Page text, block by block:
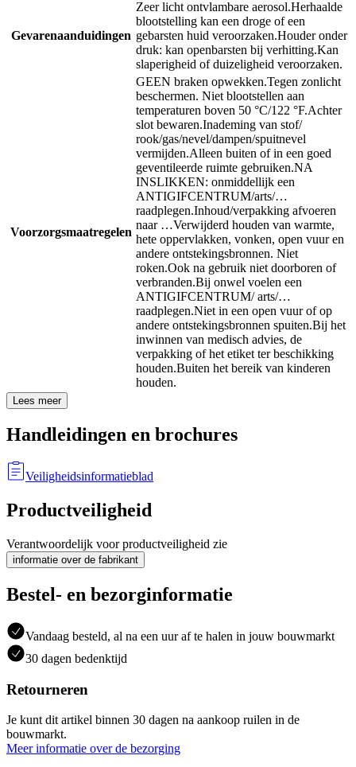
Gevarenaanduidingen
Zeer licht ontvlambare aerosol.Herhaalde
blootstelling kan een droge of een
gebarsten huid veroorzaken.Houder onder
druk: kan openbarsten bij verhitting.Kan
slaperigheid of duizeligheid veroorzaken.
Voorzorgsmaatregelen
GEEN braken opwekken.Tegen zonlicht
beschermen. Niet blootstellen aan
temperaturen boven 50 °C/122 °F.Achter
slot bewaren.Inademing van stof/
rook/gas/nevel/dampen/spuitnevel
vermijden.Alleen buiten of in een goed
geventileerde ruimte gebruiken.NA
INSLIKKEN: onmiddellijk een
ANTIGIFCENTRUM/arts/…
raadplegen.Inhoud/verpakking afvoeren
naar …Verwijderd houden van warmte,
hete oppervlakken, vonken, open vuur en
andere ontstekingsbronnen. Niet
roken.Ook na gebruik niet doorboren of
verbranden.Bij onwel voelen een
ANTIGIFCENTRUM/ arts/…
raadplegen.Niet in een open vuur of op
andere ontstekingsbronnen spuiten.Bij het
inwinnen van medisch advies, de
verpakking of het etiket ter beschikking
houden.Buiten het bereik van kinderen
houden.
Lees meer
Handleidingen en brochures
Veiligheidsinformatieblad
Productveiligheid
Verantwoordelijk voor productveiligheid zie
informatie over de fabrikant
Bestel- en bezorginformatie
Vandaag besteld, al na een uur af te halen in jouw bouwmarkt
30 dagen bedenktijd
Retourneren
Je kunt dit artikel binnen 30 dagen na aankoop ruilen in de
bouwmarkt.
Meer informatie over de bezorging